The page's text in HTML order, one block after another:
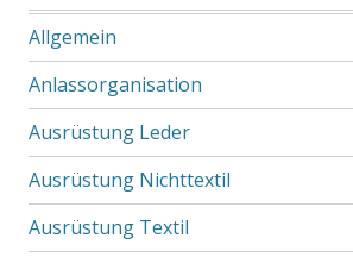
Allgemein
Anlassorganisation
Ausrüstung Leder
Ausrüstung Nichttextil
Ausrüstung Textil